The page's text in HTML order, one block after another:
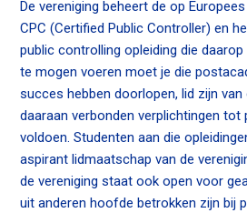
v
i
g
a
t
i
o
n
J
u
De vereniging beheert de op
CPC (Certified Public Controller) en
public controlling opleiding die
te mogen voeren moet je die
succes hebben doorlopen, lid zijn van
daaraan verbonden verplichtingen tot
voldoen. Studenten aan die
aspirant lidmaatschap van de
de vereniging staat ook open voor
uit anderen hoofde betrokken zijn bij
Zoek
Inloggen